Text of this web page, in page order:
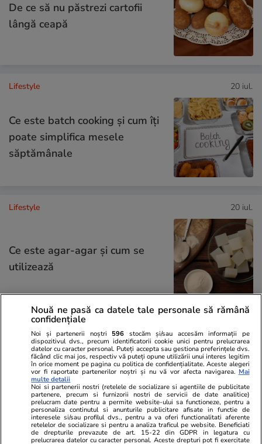
De ce să nu păstrezi cartofii
lângă ceapă
Lifestyle 20 iul.
Ce este batch cooking și cum îți
poate simplifica mesele
săptămânale
Lifestyle 20 iul.
Ce este agar-agar și cum se
utilizează
Analiză
Știri România 12:53
Cum încearcă MAI să salveze
megacontractul de 800 de
milioane de euro din SAFE
pentru cele 380.000 de arme
noi de la SIG Sauer
Nouă ne pasă ca datele tale personale să rămână
confidențiale
Noi și partenerii noștri 596 stocăm și/sau accesăm informații pe
dispozitivul dvs., precum identificatorii cookie unici pentru prelucrarea
datelor cu caracter personal. Puteți accepta sau gestiona preferințele dvs.
făcând clic mai jos, respectiv vă puteți opune utilizării unui interes legitim
în orice moment pe pagina cu politica de confidențialitate. Aceste alegeri
vor fi raportate partenerilor noștri și nu vă vor afecta navigarea. Mai
multe detalii
Noi si partenerii nostri (retelele de socializare si agentiile de publicitate
partenere, precum si furnizorii nostri de servicii de date analitice)
prelucram date pentru a permite website-ului sa functioneze, pentru a
personaliza continutul si anunturile publicitare afisate in functie de
interesele si/sau profilul dvs., pentru a va oferi functionalitati aferente
retelelor de socializare si pentru a analiza traficul pe website. Beneficiati
de drepturile prevazute de art. 15-22 din GDPR in legatura cu
prelucrarea datelor cu caracter personal. Aceste drepturi pot fi exercitate